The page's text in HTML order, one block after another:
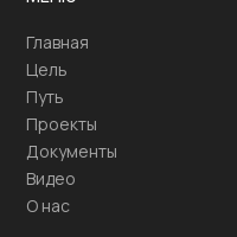
Главная
Цель
Путь
Проекты
Документы
Видео
О нас